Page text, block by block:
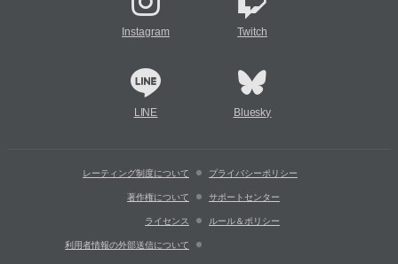
Instagram Twitch
LINE Bluesky
レーティング制度について プライバシーポリシー
著作権について サポートセンター
ライセンス ルール＆ポリシー
利用者情報の外部送信について